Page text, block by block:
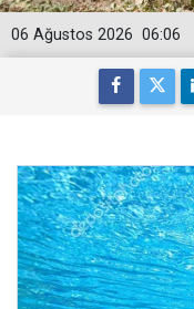
06:06
06 Ağustos 2026